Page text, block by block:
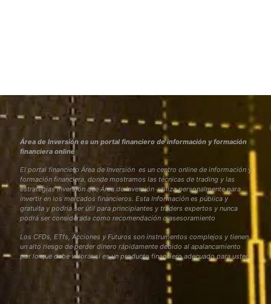
Área de Inversión es un portal financiero de información y formación
financiera online
El portal financiero Área de Inversión es un centro online de información y
formación financiera, donde mostramos las técnicas de trading y las
estrategias inversión que Área de Inversión utiliza personalmente para
invertir en los mercados financieros. Esta Información es pública y
gratuita y podría ser útil para principiantes y traders expertos y nunca
podrá ser considerada como recomendación o asesoramiento
Los CFDs, ETfs, Acciones y Futuros son instrumentos complejos y tienen
un alto riesgo de perder dinero rápidamente debido al apalancamiento
por lo que debe valorar si es un producto financiero adecuado para usted